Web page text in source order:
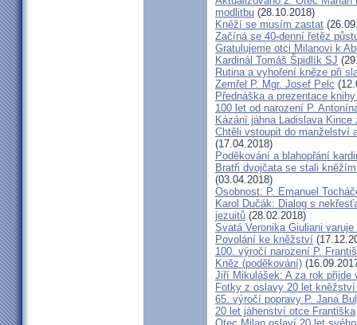
modlitbu (28.10.2018)
Kněží se musím zastat
Začíná se 40-denní řetěz
Gratulujeme otci Milanovi k
Kardinál Tomáš Špidlík SJ
Rutina a vyhoření kněze při
Zemřel P. Mgr. Josef Pelc
Přednáška a prezentace
100 let od narození P.
Kázání jáhna Ladislava
Chtěli vstoupit do manželství
(17.04.2018)
Poděkování a blahopřání
Bratři dvojčata se stali
(03.04.2018)
Osobnost: P. Emanuel
Karol Dučák: Dialog s
jezuitů (28.02.2018)
Svatá Veronika Giuliani
Povolání ke kněžství
100. výročí narození P.
Kněz (poděkování)
Jiří Mikulášek: A za rok
Fotky z oslavy 20 let
65. výročí popravy P. Jana
20 let jáhenství otce Františka